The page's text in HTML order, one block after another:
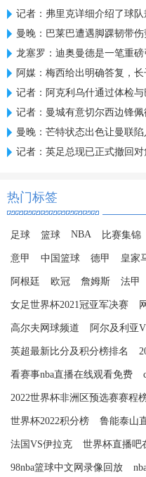
记者：弗里克详细介绍了球队
曼晚：巴莱巴遭遇脚踝韧带
龙塞罗：迪奥曼德是一笔重磅
阿媒：梅西给出明确答复，
记者：阿克利乌什通过体检
记者：曼城有意切尔西边锋佩
曼晚：芒特状态出色让曼联陷
记者：英足总现已正式撤回
热门标签
足球 篮球 NBA 比赛集锦
意甲 中国篮球 德甲 皇家
阿根廷 欧冠 詹姆斯 法甲
女足世界杯2021冠亚军决赛
高尔夫网球频道 阿尔及利亚
英超最新比分及积分榜排名
看赛事nba直播在线观看免费
2022世界杯非洲区预选赛赛程
世界杯2022积分榜 鲁能泰山
法国VS伊拉克 世界杯直播吧
98nba篮球中文网录像回放